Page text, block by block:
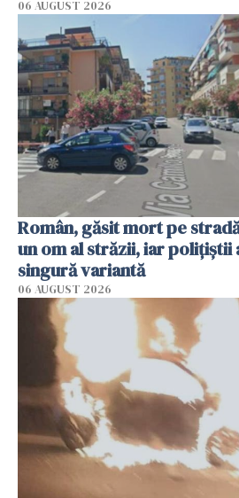
06 AUGUST 2026
Român, găsit mort pe
un om al străzii, iar polițiștii
singură variantă
06 AUGUST 2026